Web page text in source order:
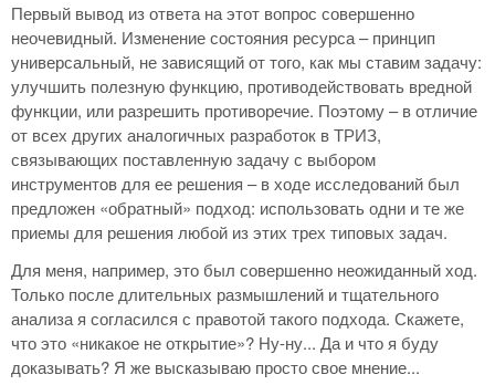
Первый вывод из ответа на этот вопрос совершенно
неочевидный. Изменение состояния ресурса – принцип
универсальный, не зависящий от того, как мы ставим задачу:
улучшить полезную функцию, противодействовать вредной
функции, или разрешить противоречие. Поэтому – в отличие
от всех других аналогичных разработок в ТРИЗ,
связывающих поставленную задачу с выбором
инструментов для ее решения – в ходе исследований был
предложен «обратный» подход: использовать одни и те же
приемы для решения любой из этих трех типовых задач.
Для меня, например, это был совершенно неожиданный ход.
Только после длительных размышлений и тщательного
анализа я согласился с правотой такого подхода. Скажете,
что это «никакое не открытие»? Ну-ну... Да и что я буду
доказывать? Я же высказываю просто свое мнение...